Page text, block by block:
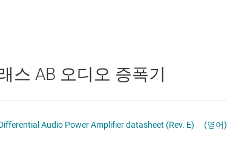
인터페이스
절연
에조 드라이버오토모티브 오디오 증폭기
휴대폰, 태블릿, 웨어러블 오디오 증폭기
스 AB 오디오 증폭기
TPA6211A1 3.1-W Mono Fully Differential Audio Power Amplifier datasheet (Rev. E) (영어)